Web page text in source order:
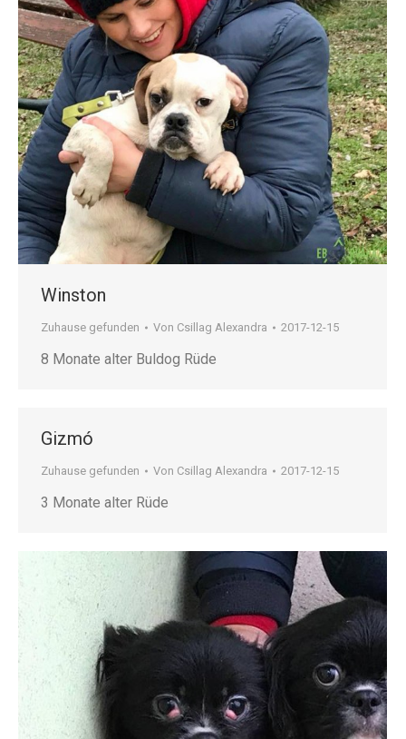
Winston
Zuhause gefunden Von Csillag Alexandra 2017-12-15
8 Monate alter Buldog Rüde
Gizmó
Zuhause gefunden Von Csillag Alexandra 2017-12-15
3 Monate alter Rüde